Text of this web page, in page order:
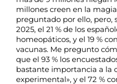
millones creen en la
preguntado por ello, pero,
2025, el 21 % de los
homeopáticos, y el 19 %
vacunas. Me pregunto
que el 93 % los
bastante importancia a la
experimental», y el 72 %